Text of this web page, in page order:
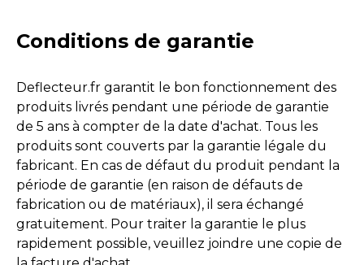
XJS 4S (1991-1996)
XK (2006-2016)
XK8 (1996-2006)
IS 250C 350C (2006-2015)
SC 430 (2001-2010)
Conditions de garantie
Deflecteur.fr garantit le bon fonctionnement des
produits livrés pendant une période de garantie
de 5 ans à compter de la date d'achat. Tous les
produits sont couverts par la garantie légale du
fabricant. En cas de défaut du produit pendant la
période de garantie (en raison de défauts de
fabrication ou de matériaux), il sera échangé
gratuitement. Pour traiter la garantie le plus
rapidement possible, veuillez joindre une copie de